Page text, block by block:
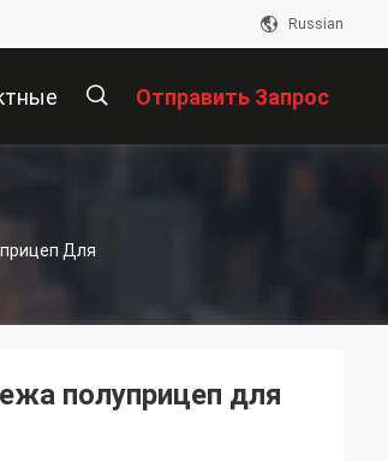
Russian
Отправить Запрос
Для
полуприцеп для